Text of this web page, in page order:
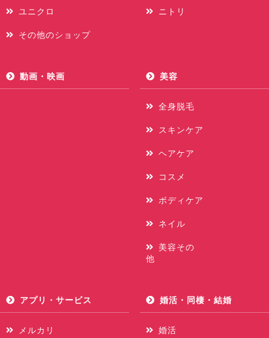
ユニクロ ニトリ
その他のショップ
動画・映画 美容
全身脱毛
スキンケア
ヘアケア
コスメ
ボディケア
ネイル
美容その
他
アプリ・サービス
メルカリ
婚活・同棲・結婚
婚活